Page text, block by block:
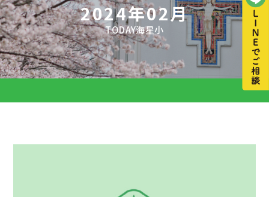
2024年02月
TODAY海星小